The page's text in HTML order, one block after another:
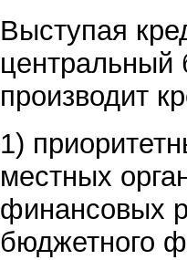
Выступая
центральный
производит
1)
местных
финансовых
бюджетного